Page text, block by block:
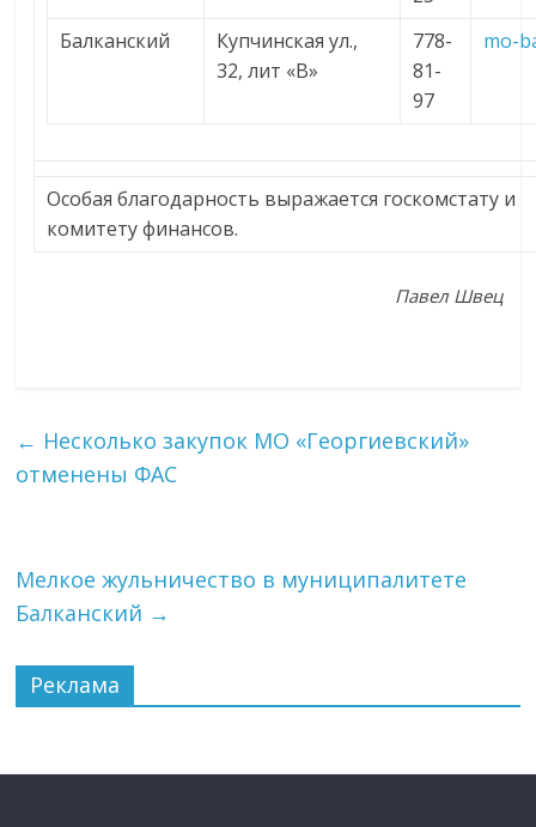
Балканский
Купчинская ул.,
32, лит «В»
778-
81-
97
mo-
Особая благодарность выражается госкомстату и
комитету финансов.
Павел Швец
← Несколько закупок МО «Георгиевский»
отменены ФАС
Мелкое жульничество в муниципалитете
Балканский →
Реклама